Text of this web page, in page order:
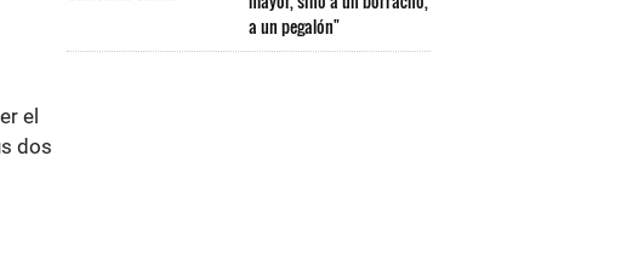
el
dos
a un pegalón"